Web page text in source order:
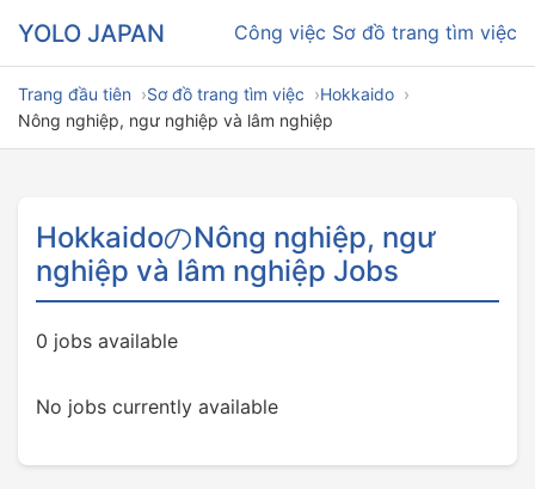
YOLO JAPAN Công việc Sơ đồ trang tìm việc
Trang đầu tiên Sơ đồ trang tìm việc
Hokkaido
Nông nghiệp, ngư nghiệp và lâm nghiệp
HokkaidoのNông nghiệp, ngư
nghiệp và lâm nghiệp Jobs
0 jobs available
No jobs currently available